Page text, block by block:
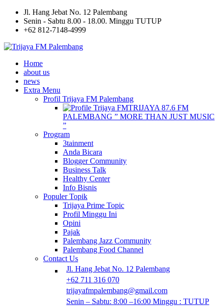
Jl. Hang Jebat No. 12 Palembang
Senin - Sabtu 8.00 - 18.00. Minggu TUTUP
+62 812-7148-4999
Home
about us
news
Extra Menu
Profil Trijaya FM Palembang
TRIJAYA 87.6 FM
PALEMBANG ” MORE THAN JUST MUSIC
”
Program
3tainment
Anda Bicara
Blogger Community
Business Talk
Healthy Center
Info Bisnis
Populer Topik
Trijaya Prime Topic
Profil Minggu Ini
Opini
Pajak
Palembang Jazz Community
Palembang Food Channel
Contact Us
Jl. Hang Jebat No. 12 Palembang
+62 711 316 070
trijayafmpalembang@gmail.com
Senin – Sabtu: 8:00 –16:00 Minggu : TUTUP